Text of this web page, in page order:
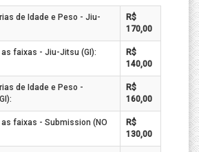
de Idade e Peso - Jiu-
R$
170,00
faixas - Jiu-Jitsu (GI):
R$
140,00
de Idade e Peso -
R$
160,00
faixas - Submission (NO
R$
130,00